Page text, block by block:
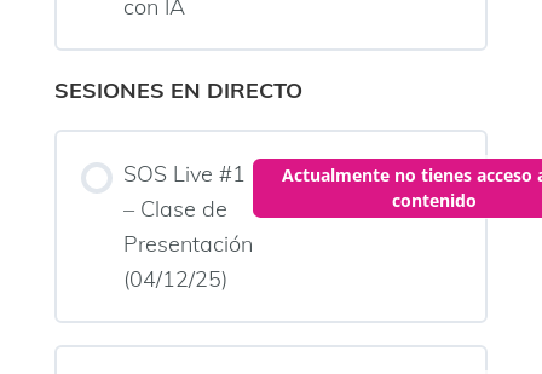
con IA
SESIONES EN DIRECTO
SOS Live #1
– Clase de
Presentación
(04/12/25)
Actualmente no tienes acceso
contenido